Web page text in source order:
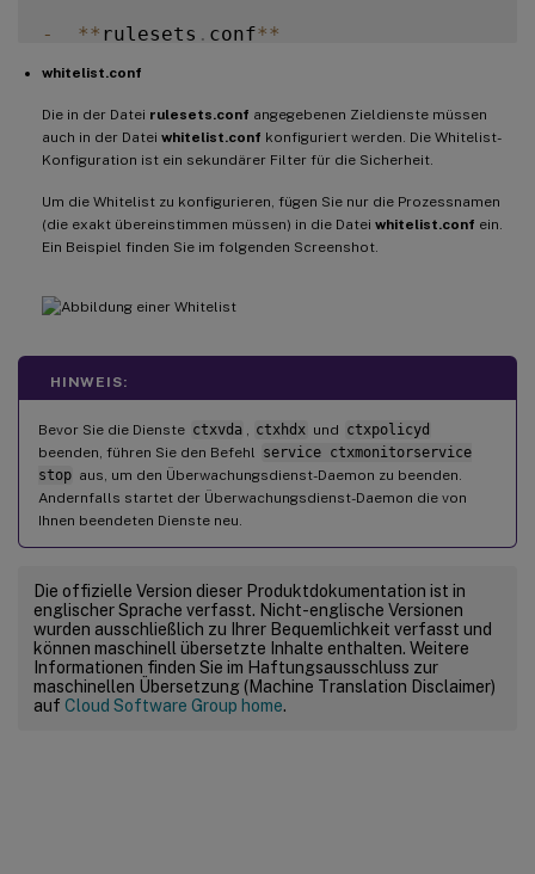
- ** rulesets . conf**
![Abbildung von vier standardmäßig
Um jeden zu überwachenden Dienst zu
-
  ProcessName
-
  Operation
: 1/2/ 4/8 (1 = Dienst beenden
-
  DBRecord
false
whitelist.conf
Die in der Datei rulesets.conf angegebenen Zieldienste müssen
auch in der Datei whitelist.conf konfiguriert werden. Die Whitelist-
Konfiguration ist ein sekundärer Filter für die Sicherheit.
Um die Whitelist zu konfigurieren, fügen Sie nur die Prozessnamen
(die exakt übereinstimmen müssen) in die Datei whitelist.conf ein.
Ein Beispiel finden Sie im folgenden Screenshot.
HINWEIS:
Bevor Sie die Dienste ctxvda ctxhdx und ctxpolicyd
beenden, führen Sie den Befehl
service ctxmonitorservice
stop aus, um den Überwachungsdienst-Daemon zu beenden.
Andernfalls startet der Überwachungsdienst-Daemon die von
Ihnen beendeten Dienste neu.
Die offizielle Version dieser Produktdokumentation ist in
englischer Sprache verfasst. Nicht-englische Versionen
wurden ausschließlich zu Ihrer Bequemlichkeit verfasst und
können maschinell übersetzte Inhalte enthalten. Weitere
Informationen finden Sie im Haftungsausschluss zur
maschinellen Übersetzung (Machine Translation Disclaimer)
auf Cloud Software Group home.